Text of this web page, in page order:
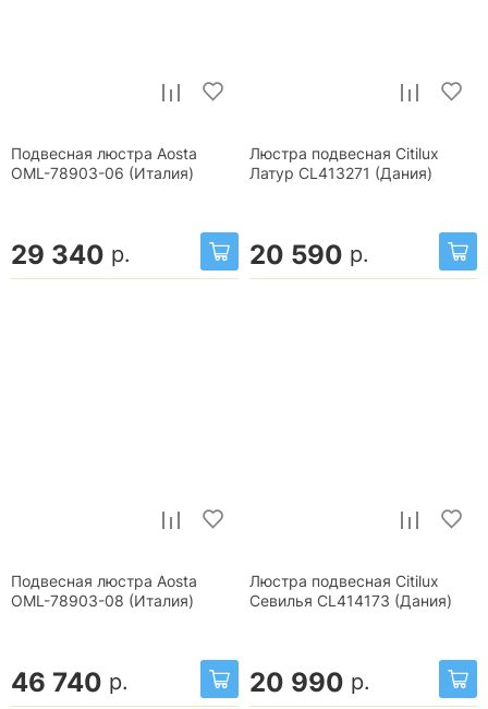
Подвесная люстра Aosta
OML-78903-06 (Италия)
29 340 р.
Люстра подвесная Citilux
Латур CL413271 (Дания)
20 590 р.
Подвесная люстра Aosta
OML-78903-08 (Италия)
46 740 р.
Люстра подвесная Citilux
Севилья CL414173 (Дания)
20 990 р.